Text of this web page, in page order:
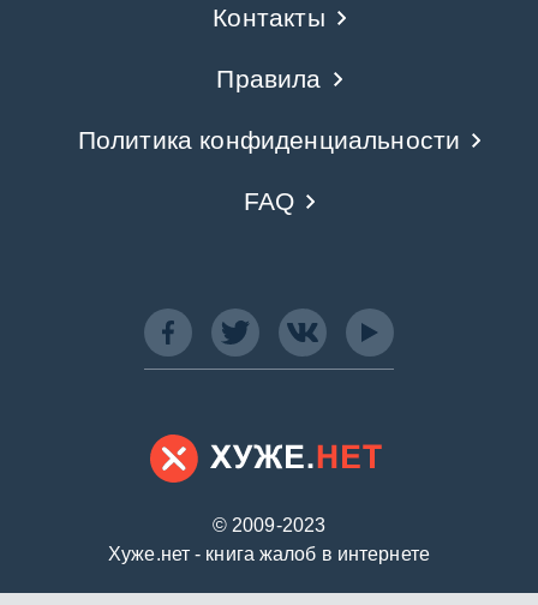
© 2009-2023
Хуже.нет - книга жалоб в интернете
Контакты
Правила
Политика конфиденциальности
FAQ